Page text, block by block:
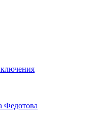
Федотова